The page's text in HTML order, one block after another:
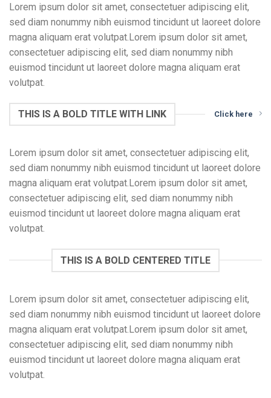
Lorem ipsum dolor sit amet, consectetuer adipiscing elit,
sed diam nonummy nibh euismod tincidunt ut laoreet dolore
magna aliquam erat volutpat.Lorem ipsum dolor sit amet,
consectetuer adipiscing elit, sed diam nonummy nibh
euismod tincidunt ut laoreet dolore magna aliquam erat
volutpat.
THIS IS A BOLD TITLE WITH LINK Click here
Lorem ipsum dolor sit amet, consectetuer adipiscing elit,
sed diam nonummy nibh euismod tincidunt ut laoreet dolore
magna aliquam erat volutpat.Lorem ipsum dolor sit amet,
consectetuer adipiscing elit, sed diam nonummy nibh
euismod tincidunt ut laoreet dolore magna aliquam erat
volutpat.
THIS IS A BOLD CENTERED TITLE
Lorem ipsum dolor sit amet, consectetuer adipiscing elit,
sed diam nonummy nibh euismod tincidunt ut laoreet dolore
magna aliquam erat volutpat.Lorem ipsum dolor sit amet,
consectetuer adipiscing elit, sed diam nonummy nibh
euismod tincidunt ut laoreet dolore magna aliquam erat
volutpat.